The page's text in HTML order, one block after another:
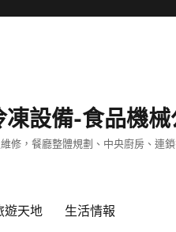
設備-食品機械
修，餐廳整體規劃、中央廚房、連
遊天地 生活情報